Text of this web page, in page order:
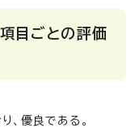
目ごとの評価
、優良である。